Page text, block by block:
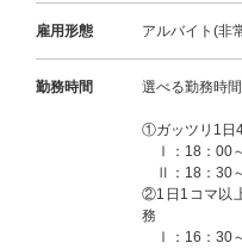
雇用形態 アルバイト(非
勤務時間 選べる勤務時
①ガッツリ1日
Ⅰ：18：00
Ⅱ：18：30
②1日1コマ以
務
Ⅰ：16：30